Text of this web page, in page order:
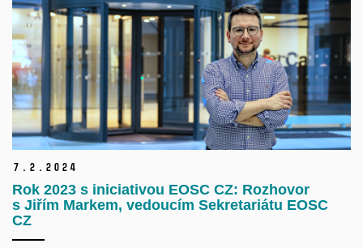
7. 2. 2024
Rok 2023 s iniciativou EOSC CZ: Rozhovor
s Jiřím Markem, vedoucím Sekretariátu EOSC
CZ